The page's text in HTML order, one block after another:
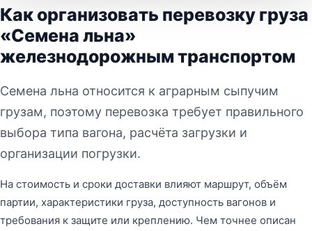
Как организовать перевозку груза
«Семена льна»
железнодорожным транспортом
Семена льна относится к аграрным сыпучим
грузам, поэтому перевозка требует правильного
выбора типа вагона, расчёта загрузки и
организации погрузки.
На стоимость и сроки доставки влияют маршрут, объём
партии, характеристики груза, доступность вагонов и
требования к защите или креплению. Чем точнее описан